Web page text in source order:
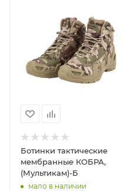
Ботинки тактические
мембранные КОБРА,
(Мультикам)-Б
мало в наличии